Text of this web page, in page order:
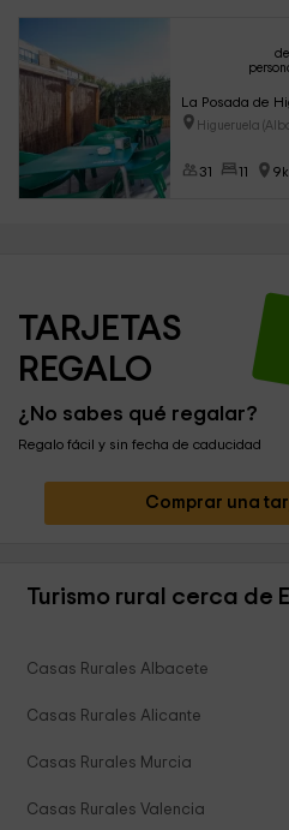
La Posada de
Higueruela
31 11
TARJETAS
REGALO
¿No sabes qué regalar?
Regalo fácil y sin fecha de caducidad
Comprar una
Turismo rural cerca de
Casas Rurales Albacete
Casas Rurales Alicante
Casas Rurales Murcia
Casas Rurales Valencia